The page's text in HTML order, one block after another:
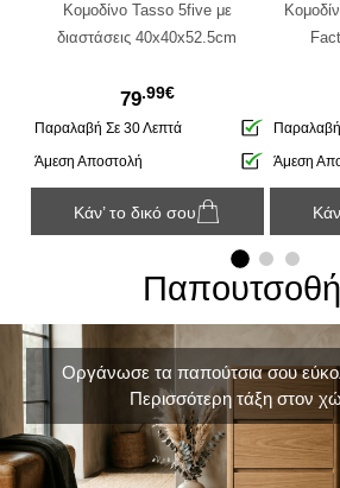
Κομοδίνο Tasso 5five με
διαστάσεις 40x40x52.5cm
79.99€
Παραλαβή Σε 30 Λεπτά
Άμεση Αποστολή
Κάν’ το δικό σου
Άμεση
Οργάνωσε τα παπούτσια σου
Περισσότερη τάξη στον